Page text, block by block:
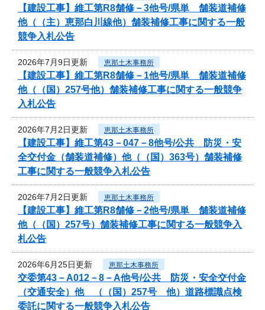
【建設工事】維工第R8舗修－3他号/県単 舗装道補修
他（（主）恵那白川線他）舗装補修工事に関する一般
競争入札公告
2026年7月9日更新 恵那土木事務所
【建設工事】維工第R8舗修－1他号/県単 舗装道補修
他（（国）257号他）舗装補修工事に関する一般競争
入札公告
2026年7月2日更新 恵那土木事務所
【建設工事】維工第43－047－8他号/公共 防災・安
全交付金（舗装道補修）他（（国）363号）舗装補修
工事に関する一般競争入札公告
2026年7月2日更新 恵那土木事務所
【建設工事】維工第R8舗修－2他号/県単 舗装道補修
他（（国）257号）舗装補修工事に関する一般競争入
札公告
2026年6月25日更新 恵那土木事務所
交委第43－A012－8－A他号/公共 防災・安全交付金
（交通安全）他 （（国）257号 他）道路標識点検
委託に関する一般競争入札公告